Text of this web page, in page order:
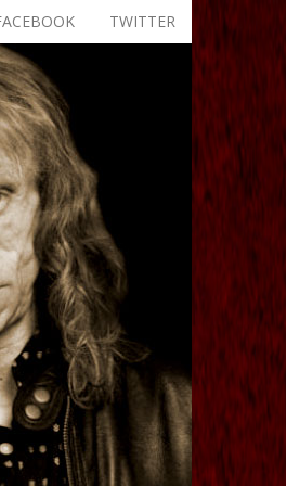
TWITTER